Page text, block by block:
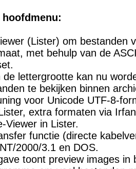
(Lister) om bestanden
met behulp van de
de lettergrootte kan nu
te bekijken binnen
voor Unicode UTF-8-
extra formaten via
Viewer in Lister.
functie (directe
2000/3.1 en DOS.
toont preview images in